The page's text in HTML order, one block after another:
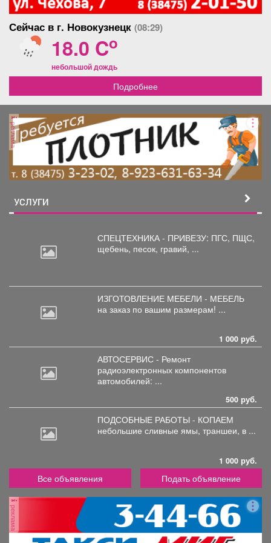
Сейчас в г. Новокузнецк (08:29)
18.0 Co
небольшой дождь
Подробнее
реклама
УСЛУГИ
СПЕЦТЕХНИКА - ПРИВЕЗУ: ПГС, ПЩС,
щебень, песок, гравий, ...
ИЗГОТОВЛЕНИЕ МЕБЕЛИ - МЕБЕЛЬ
на заказ по вашим размерам! ...
1 000 руб.
АВТОСЕРВИС - Ремонт
радиоэлектронных компонентов
автомобилей: ...
500 руб.
ПОДСОБНЫЕ РАБОТЫ - КОПАЕМ
небольшие сливные ямы, траншеи, в ...
1 000 руб.
Все объявления Подать объявление
реклама